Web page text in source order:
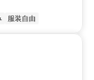
服装自由